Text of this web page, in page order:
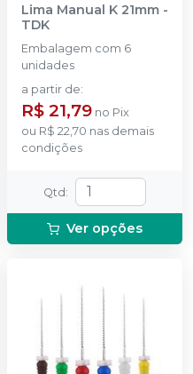
Lima Manual K 21mm -
TDK
Embalagem com 6
unidades
a partir de:
R$ 21,79 no Pix
ou R$ 22,70 nas demais
condições
Qtd:
Ver opções